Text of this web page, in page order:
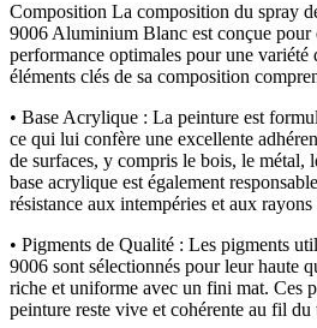
Composition La composition du spray
9006 Aluminium Blanc est conçue
performance optimales pour une variété
éléments clés de sa composition
• Base Acrylique : La peinture est
ce qui lui confère une excellente
de surfaces, y compris le bois, le métal,
base acrylique est également
résistance aux intempéries et aux
• Pigments de Qualité : Les pigments
9006 sont sélectionnés pour leur haute
riche et uniforme avec un fini mat. Ces
peinture reste vive et cohérente au fil du